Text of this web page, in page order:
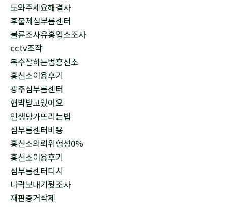
도와주세요해결사
후불제심부름센터
불륜조사유흥업소조사
cctv조작
복수잘하는법흥신소
흥신소이용후기
광주심부름센터
협박받고있어요
인생망가뜨리는법
심부름센터비용
흥신소의뢰위험성0%
흥신소이용후기
심부름센터디시
나락보내기뒷조사
재판증거삭제